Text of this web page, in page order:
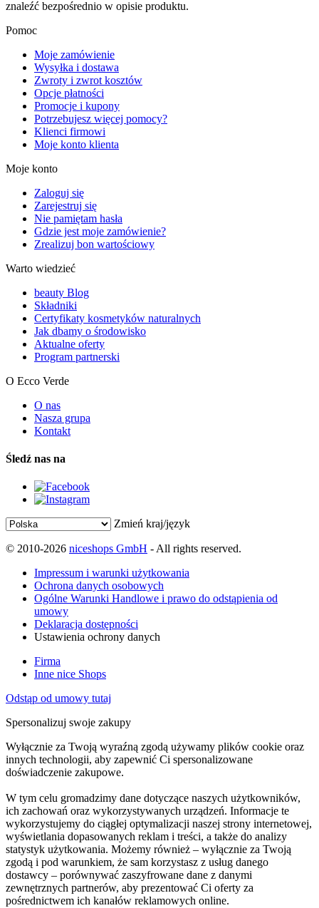
znaleźć bezpośrednio w opisie produktu.
Pomoc
Moje zamówienie
Wysyłka i dostawa
Zwroty i zwrot kosztów
Opcje płatności
Promocje i kupony
Potrzebujesz więcej pomocy?
Klienci firmowi
Moje konto klienta
Moje konto
Zaloguj się
Zarejestruj się
Nie pamiętam hasła
Gdzie jest moje zamówienie?
Zrealizuj bon wartościowy
Warto wiedzieć
beauty Blog
Składniki
Certyfikaty kosmetyków naturalnych
Jak dbamy o środowisko
Aktualne oferty
Program partnerski
O Ecco Verde
O nas
Nasza grupa
Kontakt
Śledź nas na
Zmień kraj/język
© 2010-2026 niceshops GmbH - All rights reserved.
Impressum i warunki użytkowania
Ochrona danych osobowych
Ogólne Warunki Handlowe i prawo do odstąpienia od
umowy
Deklaracja dostępności
Ustawienia ochrony danych
Firma
Inne nice Shops
Odstąp od umowy tutaj
Spersonalizuj swoje zakupy
Wyłącznie za Twoją wyraźną zgodą używamy plików cookie oraz
innych technologii, aby zapewnić Ci spersonalizowane
doświadczenie zakupowe.
W tym celu gromadzimy dane dotyczące naszych użytkowników,
ich zachowań oraz wykorzystywanych urządzeń. Informacje te
wykorzystujemy do ciągłej optymalizacji naszej strony internetowej,
wyświetlania dopasowanych reklam i treści, a także do analizy
statystyk użytkowania. Możemy również – wyłącznie za Twoją
zgodą i pod warunkiem, że sam korzystasz z usług danego
dostawcy – porównywać zaszyfrowane dane z danymi
zewnętrznych partnerów, aby prezentować Ci oferty za
pośrednictwem ich kanałów reklamowych online.